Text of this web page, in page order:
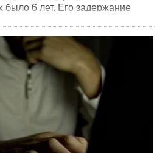
6 лет. Его задержание